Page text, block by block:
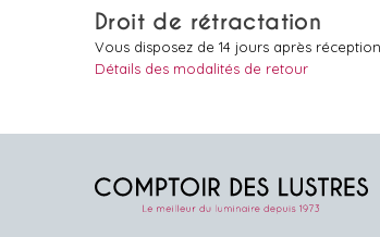
Droit de rétractation
Vous disposez de 14 jours après
Détails des modalités de retour